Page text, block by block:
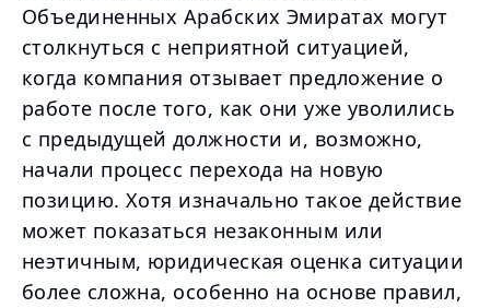
Объединенных Арабских Эмиратах могут
столкнуться с неприятной ситуацией,
когда компания отзывает предложение о
работе после того, как они уже уволились
с предыдущей должности и, возможно,
начали процесс перехода на новую
позицию. Хотя изначально такое действие
может показаться незаконным или
неэтичным, юридическая оценка ситуации
более сложна, особенно на основе правил,